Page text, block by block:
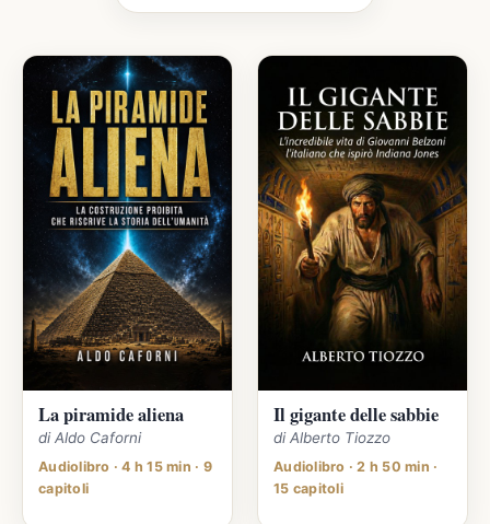
La piramide aliena
di Aldo Caforni
Audiolibro · 4 h 15 min · 9
capitoli
Il gigante delle sabbie
di Alberto Tiozzo
Audiolibro · 2 h 50 min ·
15 capitoli